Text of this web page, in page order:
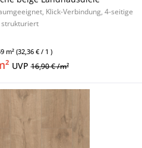
Klick-Verbindung, 4-seitige
strukturiert
m² (32,36 € / 1 )
UVP16,90 € /m²